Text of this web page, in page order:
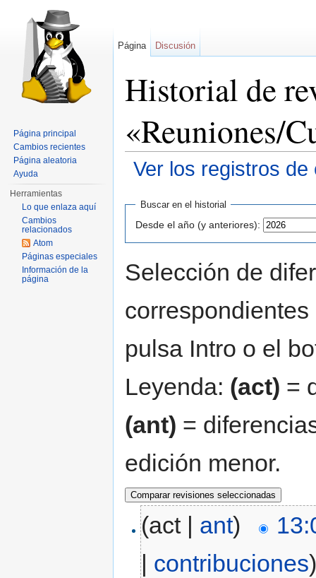
Historial de
«Reuniones/
Ver los registros de
Buscar en el historial
Desde el año (y anteriores):
Selección de
pulsa Intro o el
Leyenda: (act) =
(ant) =
edición menor.
(act | ant)
| contribuciones
Página Discusión
Página principal
Cambios recientes
Página aleatoria
Ayuda
Herramientas
Lo que enlaza aquí
Cambios
relacionados
Atom
Páginas especiales
Información de la
página